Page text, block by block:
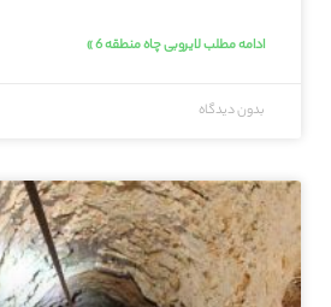
ادامه مطلب لایروبی چاه منطقه 6 »
بدون دیدگاه